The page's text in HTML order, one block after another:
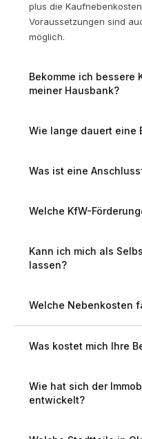
plus die
Voraussetzungen sind
möglich.
Bekomme ich bessere
meiner Hausbank?
Wie lange dauert eine
Was ist eine
Welche KfW-
Kann ich mich als
lassen?
Welche Nebenkosten
Was kostet mich Ihre
Wie hat sich der
entwickelt?